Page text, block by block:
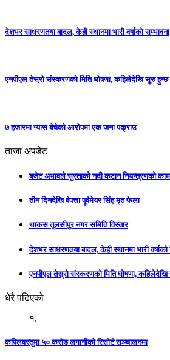
देशभर साधरणतया बादल, केही स्थानमा भारी वर्षाको सम्भावना
एनपीएल तेस्रो संस्करणको मिति घोषणा, कहिलेदेखि सुरु
७ हजारमा ग्यास बेचेको आरोपमा एक जना पक्राउ
ताजा अपडेट
बजेट अभावले सुस्ताको नदी कटान नियन्त्रणको
तीन दिनदेखि बेपत्ता पूर्वमेयर सिंह मृत फेला
थाकस तुलसीपुर नगर समिति विस्तार
देशभर साधरणतया बादल, केही स्थानमा भारी वर्षाको
एनपीएल तेस्रो संस्करणको मिति घोषणा,
धेरै पढिएको
१.
कपिलवस्तुमा ५० करोड लगानीको रिसोर्ट सञ्चालनमा